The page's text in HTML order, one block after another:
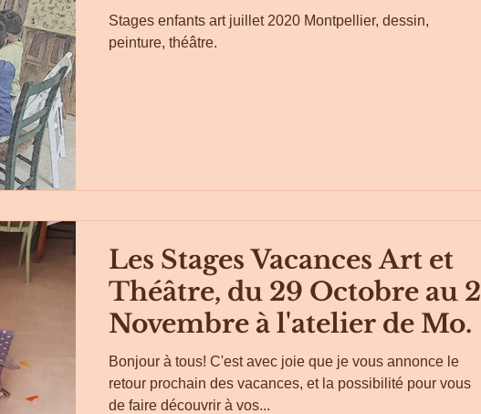
Stages enfants art juillet 2020 Montpellier, dessin,
peinture, théâtre.
Les Stages Vacances Art et
Théâtre, du 29 Octobre au 2
Novembre à l'atelier de Mo.
Bonjour à tous! C'est avec joie que je vous annonce le
retour prochain des vacances, et la possibilité pour vous
de faire découvrir à vos...